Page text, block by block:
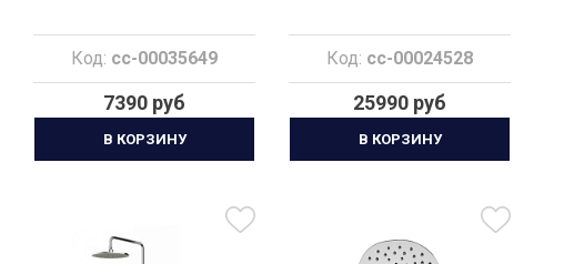
Код: cc-00035649
7390 руб
В КОРЗИНУ
Код: cc-00024528
25990 руб
В КОРЗИНУ